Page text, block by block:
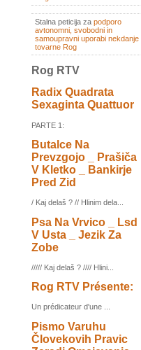
Stalna peticija za podporo
avtonomni, svobodni in
samoupravni uporabi nekdanje
tovarne Rog
Rog RTV
Radix Quadrata
Sexaginta Quattuor
PARTE 1:
Butalce Na
Prevzgojo _ Prašiča
V Kletko _ Bankirje
Pred Zid
/ Kaj delaš ? // Hlinim dela...
Psa Na Vrvico _ Lsd
V Usta _ Jezik Za
Zobe
///// Kaj delaš ? //// Hlini...
Rog RTV Présente:
Un prédicateur d'une ...
Pismo Varuhu
Človekovih Pravic